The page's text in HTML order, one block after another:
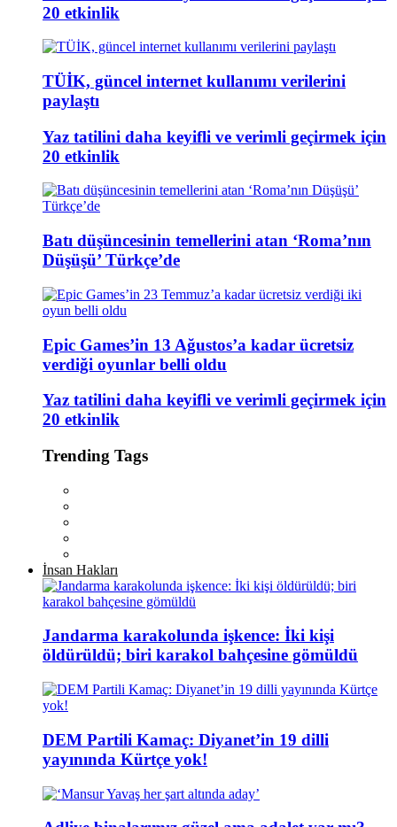
20 etkinlik
TÜİK, güncel internet kullanımı verilerini
paylaştı
Yaz tatilini daha keyifli ve verimli geçirmek için
20 etkinlik
Batı düşüncesinin temellerini atan ‘Roma’nın
Düşüşü’ Türkçe’de
Epic Games’in 13 Ağustos’a kadar ücretsiz
verdiği oyunlar belli oldu
Yaz tatilini daha keyifli ve verimli geçirmek için
20 etkinlik
Trending Tags
İnsan Hakları
Jandarma karakolunda işkence: İki kişi
öldürüldü; biri karakol bahçesine gömüldü
DEM Partili Kamaç: Diyanet’in 19 dilli
yayınında Kürtçe yok!